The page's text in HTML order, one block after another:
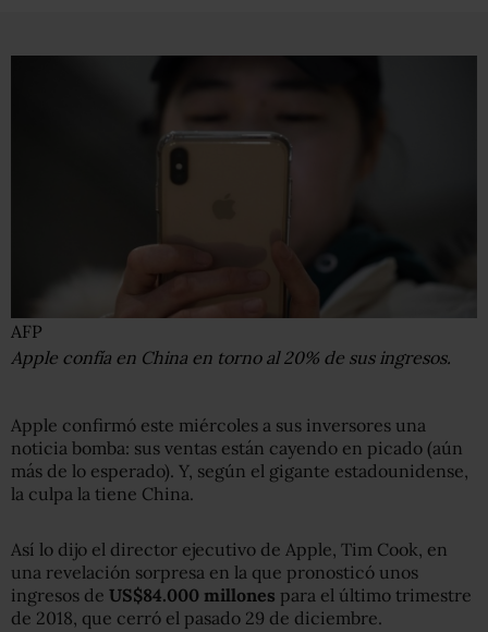
AFP
Apple confía en China en torno al 20% de sus ingresos.
Apple confirmó este miércoles a sus inversores una
noticia bomba: sus ventas están cayendo en picado (aún
más de lo esperado). Y, según el gigante estadounidense,
la culpa la tiene China.
Así lo dijo el director ejecutivo de Apple, Tim Cook, en
una revelación sorpresa en la que pronosticó unos
ingresos de US$84.000 millones para el último trimestre
de 2018, que cerró el pasado 29 de diciembre.